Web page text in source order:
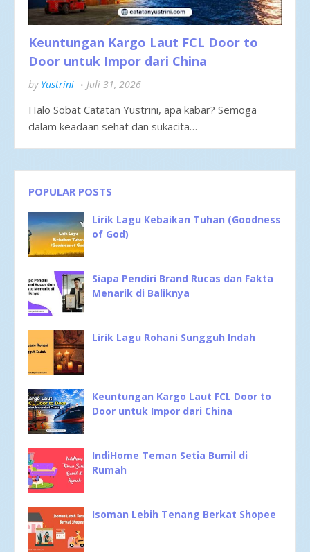
Keuntungan Kargo Laut FCL Door to
Door untuk Impor dari China
by Yustrini Juli 31, 2026
Halo Sobat Catatan Yustrini, apa kabar? Semoga
dalam keadaan sehat dan sukacita…
POPULAR POSTS
Lirik Lagu Kebaikan Tuhan (Goodness
of God)
Siapa Pendiri Brand Rucas dan Fakta
Menarik di Baliknya
Lirik Lagu Rohani Sungguh Indah
Keuntungan Kargo Laut FCL Door to
Door untuk Impor dari China
IndiHome Teman Setia Bumil di
Rumah
Isoman Lebih Tenang Berkat Shopee